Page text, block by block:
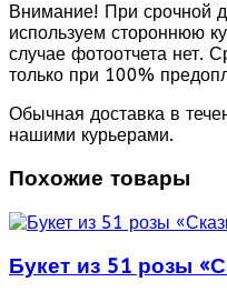
Внимание! При срочной
используем стороннюю
случае фотоотчета нет.
только при 100%
Обычная доставка в
нашими курьерами.
Похожие товары
Букет из 51 розы